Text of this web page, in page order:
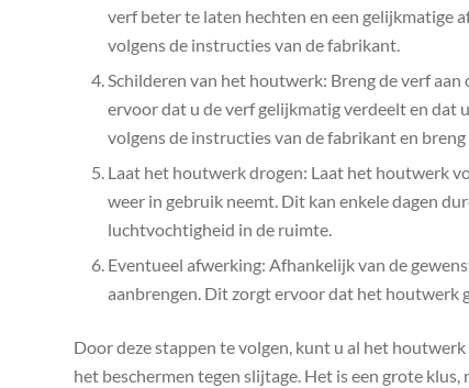
verf beter te laten hechten en een gelijkmatige
volgens de instructies van de fabrikant.
Schilderen van het houtwerk: Breng de verf
ervoor dat u de verf gelijkmatig verdeelt en dat
volgens de instructies van de fabrikant en
Laat het houtwerk drogen: Laat het houtwerk
weer in gebruik neemt. Dit kan enkele dagen
luchtvochtigheid in de ruimte.
Eventueel afwerking: Afhankelijk van de
aanbrengen. Dit zorgt ervoor dat het houtwerk
Door deze stappen te volgen, kunt u al het
het beschermen tegen slijtage. Het is een grote